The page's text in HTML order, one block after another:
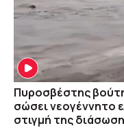
Πυροσβέστης
σώσει νεογέννητο
στιγμή της